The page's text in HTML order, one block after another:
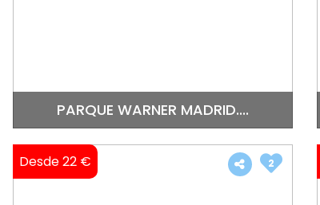
PARQUE WARNER MADRID....
Desde 22 € 2